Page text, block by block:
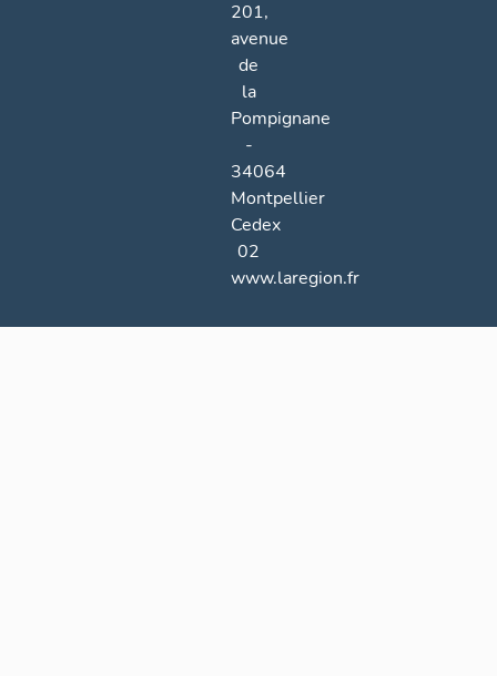
201,
avenue
de
la
Pompignane
-
34064
Montpellier
Cedex
02
www.laregion.fr